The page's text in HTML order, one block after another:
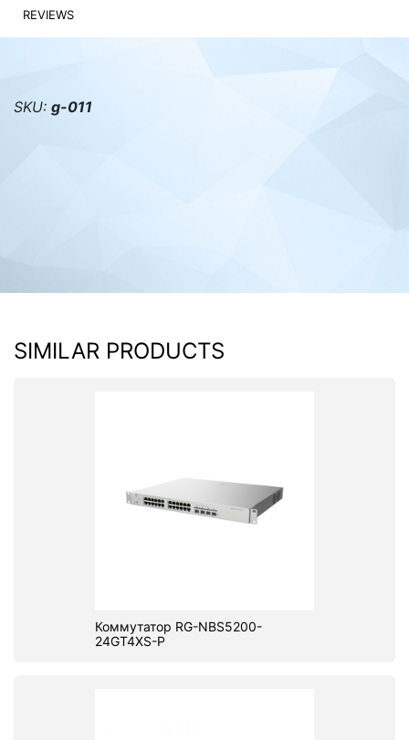
REVIEWS
SKU: g-011
SIMILAR PRODUCTS
Коммутатор RG-NBS5200-
24GT4XS-P